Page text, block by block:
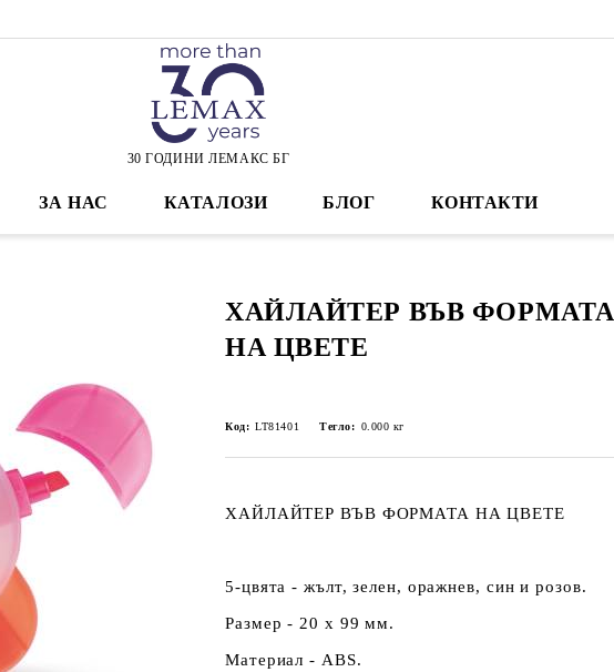
30 ГОДИНИ ЛЕМАКС БГ
ЗА НАС КАТАЛОЗИ БЛОГ КОНТАКТИ
ХАЙЛАЙТЕР ВЪВ ФОРМАТА
НА ЦВЕТЕ
Код: LT81401 Тегло: 0.000 кг
ХАЙЛАЙТЕР ВЪВ ФОРМАТА НА ЦВЕТЕ
5-цвята - жълт, зелен, оражнев, син и розов.
Размер - 20 x 99 мм.
Материал - ABS.